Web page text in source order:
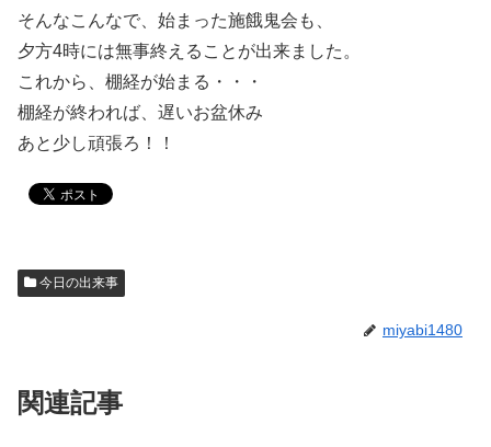
そんなこんなで、始まった施餓鬼会も、
夕方4時には無事終えることが出来ました。
これから、棚経が始まる・・・
棚経が終われば、遅いお盆休み
あと少し頑張ろ！！
今日の出来事
miyabi1480
関連記事